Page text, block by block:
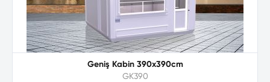
Geniş Kabin 390x390cm
GK390